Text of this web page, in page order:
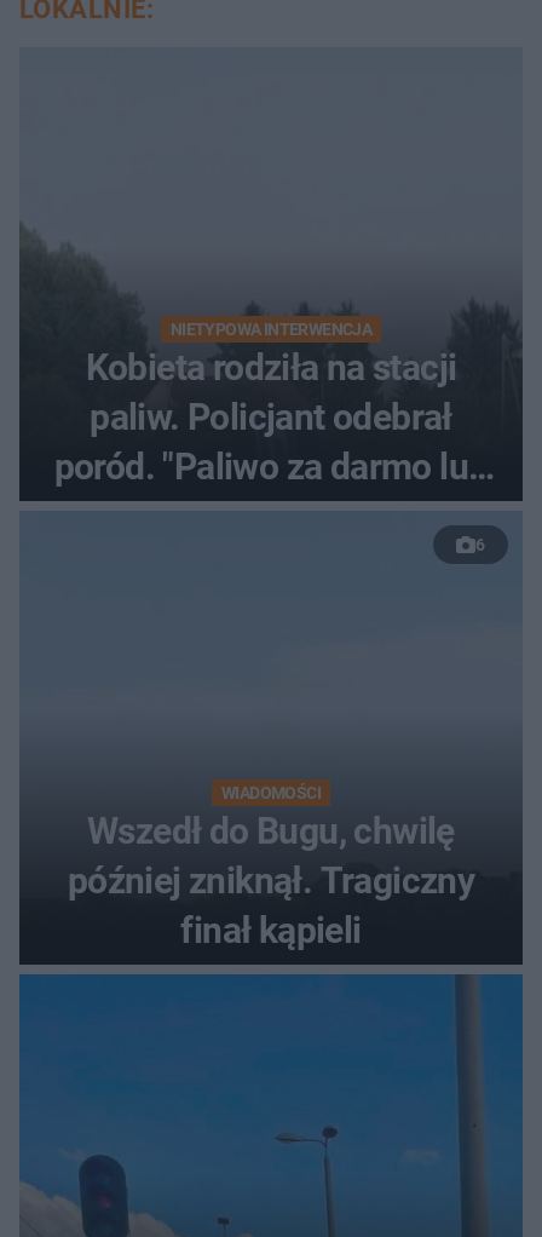
LOKALNIE:
NIETYPOWA INTERWENCJA
Kobieta rodziła na stacji
paliw. Policjant odebrał
poród. "Paliwo za darmo lub
50 %!"
6
WIADOMOŚCI
Wszedł do Bugu, chwilę
później zniknął. Tragiczny
finał kąpieli